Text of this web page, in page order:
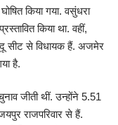
किया गया. वसुंधरा
किया था. वहीं,
दूदू सीट से विधायक हैं. अजमेर
है.
जीती थीं. उन्होंने 5.51
राजपरिवार से हैं.